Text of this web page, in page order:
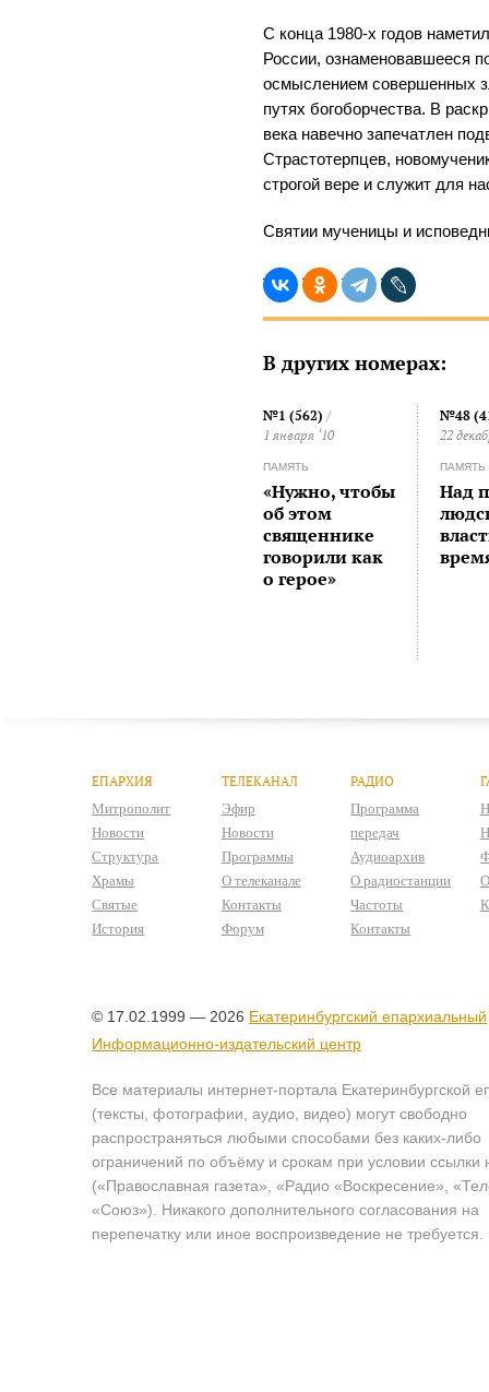
С конца 1980-х годов
России, ознаменовавшееся
осмыслением совершенных
путях богоборчества. В
века навечно запечатлен
Страстотерпцев,
строгой вере и служит для
Святии мученицы и
В других номерах:
№1 (562) /
1 января ‘10
ПАМЯТЬ
«Нужно, чтобы
об этом
священнике
говорили как
о герое»
№48
22
ПАМЯТЬ
Над
ЕПАРХИЯ
Митрополит
Новости
Структура
Храмы
Святые
История
ТЕЛЕКАНАЛ
Эфир
Новости
Программы
О телеканале
Контакты
Форум
РАДИО
Программа
передач
Аудиоархив
О радиостанции
Частоты
Контакты
© 17.02.1999 — 2026 Екатеринбургский епархиальный
Информационно-издательский центр
Все материалы интернет-портала Екатеринбургской
(тексты, фотографии, аудио, видео) могут свободно
распространяться любыми способами без каких-либо
ограничений по объёму и срокам при условии ссылки
(«Православная газета», «Радио «Воскресение»,
«Союз»). Никакого дополнительного согласования на
перепечатку или иное воспроизведение не требуется.